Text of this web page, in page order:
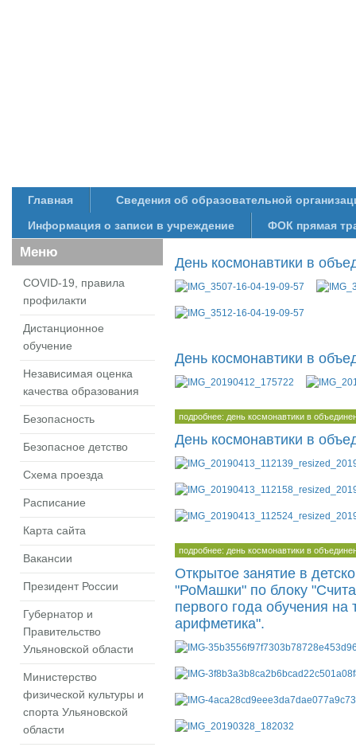
Главная
Сведения об образовательной
Информация о записи в учреждение
ФОК прямая
День космонавтики в
День космонавтики в
подробнее: день космонавтики в
День космонавтики в
подробнее: день космонавтики в
Открытое занятие в
"РоМашки" по блоку
первого года обучения на
арифметика".
Меню
COVID-19, правила
профилакти
Дистанционное
обучение
Независимая оценка
качества образования
Безопасность
Безопасное детство
Схема проезда
Расписание
Карта сайта
Вакансии
Президент России
Губернатор и
Правительство
Ульяновской области
Министерство
физической культуры и
спорта Ульяновской
области